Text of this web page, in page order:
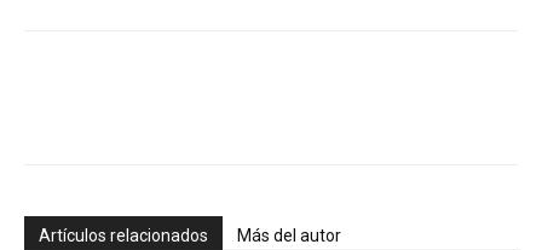
Artículos relacionados Más del autor